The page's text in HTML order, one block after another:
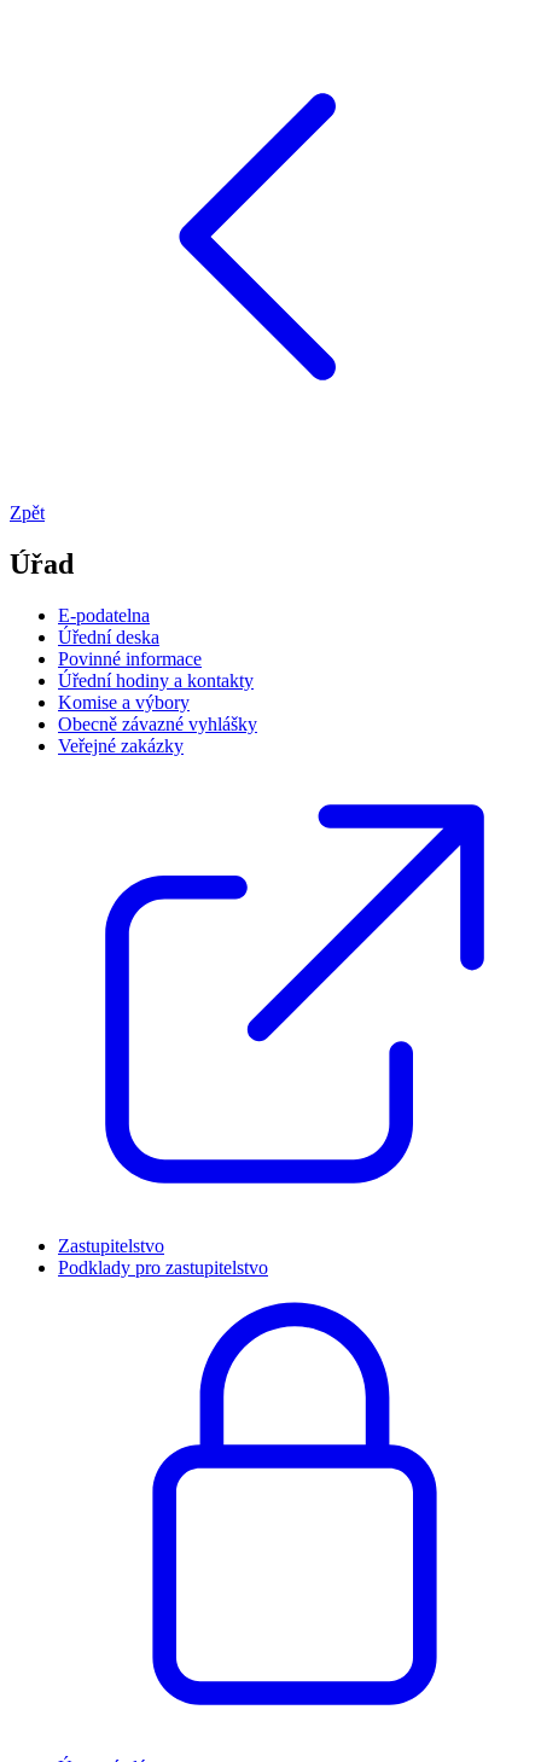
Zpět
Úřad
E-podatelna
Úřední deska
Povinné informace
Úřední hodiny a kontakty
Komise a výbory
Obecně závazné vyhlášky
Veřejné zakázky
Zastupitelstvo
Podklady pro zastupitelstvo